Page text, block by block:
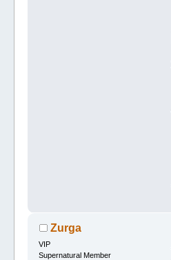
Zurga
VIP
Supernatural Member